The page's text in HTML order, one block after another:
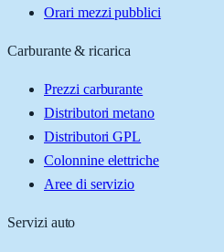
Orari mezzi pubblici
Carburante & ricarica
Prezzi carburante
Distributori metano
Distributori GPL
Colonnine elettriche
Aree di servizio
Servizi auto